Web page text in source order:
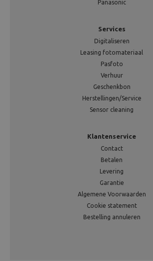
Panasonic
Services
Digitaliseren
Leasing fotomateriaal
Pasfoto
Verhuur
Geschenkbon
Herstellingen/Service
Sensor cleaning
Klantenservice
Contact
Betalen
Levering
Garantie
Algemene Voorwaarden
Cookie statement
Bestelling annuleren